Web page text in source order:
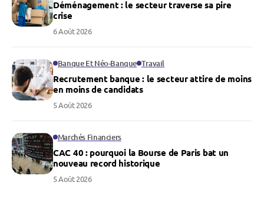
Déménagement : le secteur traverse sa pire
crise
6 Août 2026
Banque Et Néo-Banque Travail
Recrutement banque : le secteur attire de moins
en moins de candidats
5 Août 2026
Marchés Financiers
CAC 40 : pourquoi la Bourse de Paris bat un
nouveau record historique
5 Août 2026